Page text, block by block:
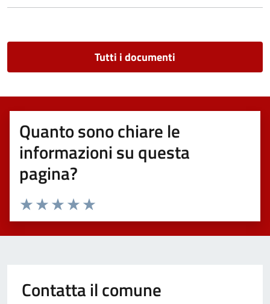
Tutti i documenti
Quanto sono chiare le
informazioni su questa
pagina?
Valuta 5 stelle su 5
Valuta 4 stelle su 5
Valuta 3 stelle su 5
Valuta 2 stelle su 5
Valuta 1 stelle su 5
Contatta il comune